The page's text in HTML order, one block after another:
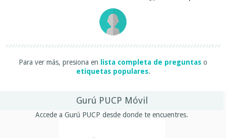
Para ver más, presiona en lista completa de preguntas o
etiquetas populares.
Gurú PUCP Móvil
Accede a Gurú PUCP desde donde te encuentres.